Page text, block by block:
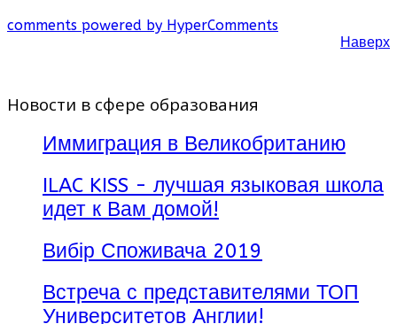
comments powered by HyperComments
Наверх
Новости в сфере образования
Иммиграция в Великобританию
ILAC KISS - лучшая языковая школа
идет к Вам домой!
Вибір Споживача 2019
Встреча с представителями ТОП
Университетов Англии!